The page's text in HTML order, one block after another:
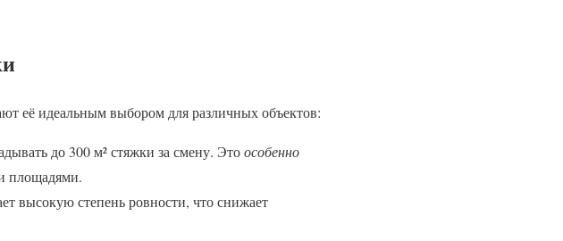
её идеальным выбором для различных объектов:
до 300 м² стяжки за смену. Этоособенно
площадями.
высокую степень ровности, что снижает